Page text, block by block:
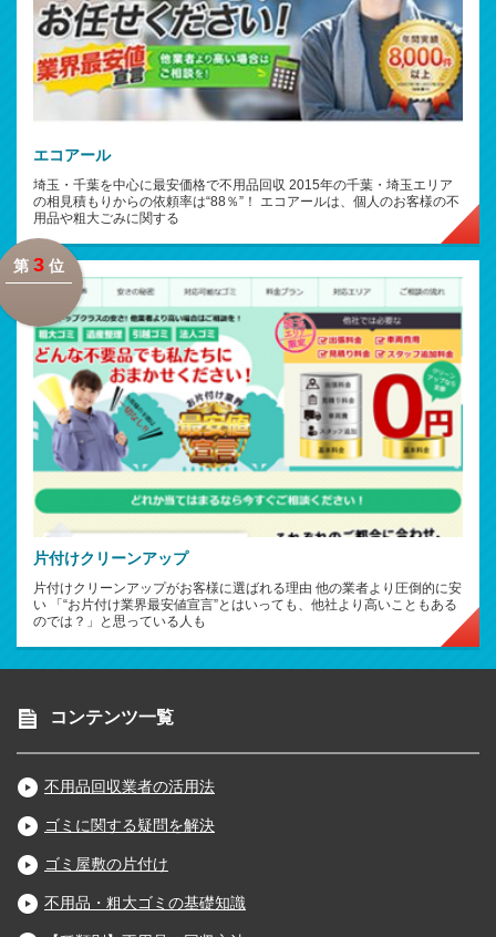
エコアール
埼玉・千葉を中心に最安価格で不用品回収 2015年の千葉・埼玉エリア
の相見積もりからの依頼率は“88％”！ エコアールは、個人のお客様の不
用品や粗大ごみに関する
第 3 位
片付けクリーンアップ
片付けクリーンアップがお客様に選ばれる理由 他の業者より圧倒的に安
い 「“お片付け業界最安値宣言”とはいっても、他社より高いこともある
のでは？」と思っている人も
コンテンツ一覧
不用品回収業者の活用法
ゴミに関する疑問を解決
ゴミ屋敷の片付け
不用品・粗大ゴミの基礎知識